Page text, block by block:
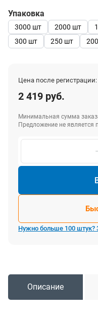
Упаковка
3000 шт 2000 шт
300 шт
250 шт
Цена после регистрации:
2 419 руб.
Минимальная сумма
Предложение не является
Нужно больше 100 штук?
Описание